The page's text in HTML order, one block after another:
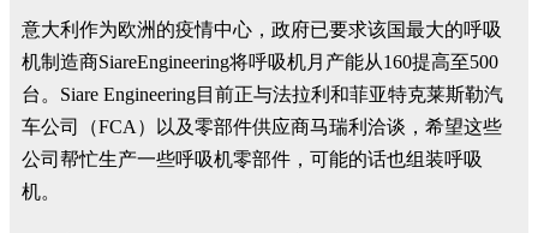
意大利作为欧洲的疫情中心，政府已要求该国最大的呼吸
机制造商SiareEngineering将呼吸机月产能从160提高至500
台。Siare Engineering目前正与法拉利和菲亚特克莱斯勒汽
车公司（FCA）以及零部件供应商马瑞利洽谈，希望这些
公司帮忙生产一些呼吸机零部件，可能的话也组装呼吸
机。